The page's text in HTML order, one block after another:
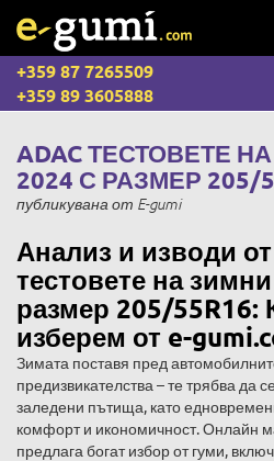
+359 87 7265509
+359 89 3605888
ADAC ТЕСТОВЕТЕ
2024 С РАЗМЕР 205/
публикувана от E-gumi
Анализ и изводи
тестовете на
размер 205/55R16:
изберем от e-
Зимата поставя пред
предизвикателства – те трябва да
заледени пътища, като
комфорт и икономичност. Онлайн
предлага богат избор от гуми,